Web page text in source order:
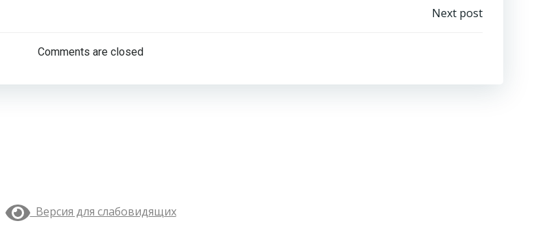
по
записям
Next post
Comments are closed
Версия для слабовидящих